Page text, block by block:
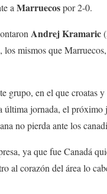
a Marruecospor 2-0.
Andrej Kramaric
mismos que
grupo, en el que croatas
jornada, el próximo
no pierda ante los
ya que fue Canadá
al corazón del área lo